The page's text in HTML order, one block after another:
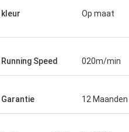
kleur Op maat
Running Speed 020m/min
Garantie 12 Maanden